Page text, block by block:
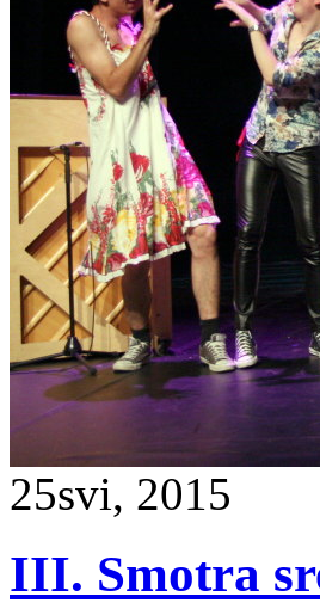
25svi, 2015
III. Smotra